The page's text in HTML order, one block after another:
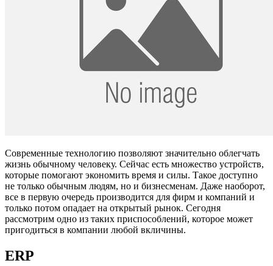
Современные технологию позволяют значительно облегчать
жизнь обычному человеку. Сейчас есть множество устройств,
которые помогают экономить время и силы. Такое доступно
не только обычным людям, но и бизнесменам. Даже наоборот,
все в первую очередь производится для фирм и компаний и
только потом опадает на открытый рынок. Сегодня
рассмотрим одно из таких приспособлений, которое может
пригодиться в компании любой вкличины.
ERP